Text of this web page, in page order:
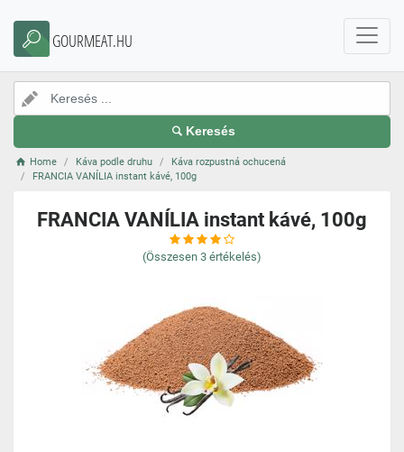
GOURMEAT.HU
Keresés
Home Káva podle druhu
Káva rozpustná ochucená
FRANCIA VANÍLIA instant kávé, 100g
FRANCIA VANÍLIA instant kávé, 100g
(Összesen 3 értékelés)